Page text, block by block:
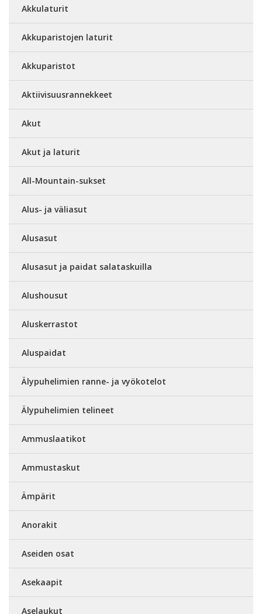
Akkulaturit
Akkuparistojen laturit
Akkuparistot
Aktiivisuusrannekkeet
Akut
Akut ja laturit
All-Mountain-sukset
Alus- ja väliasut
Alusasut
Alusasut ja paidat salataskuilla
Alushousut
Aluskerrastot
Aluspaidat
Älypuhelimien ranne- ja vyökotelot
Älypuhelimien telineet
Ammuslaatikot
Ammustaskut
Ämpärit
Anorakit
Aseiden osat
Asekaapit
Aselaukut